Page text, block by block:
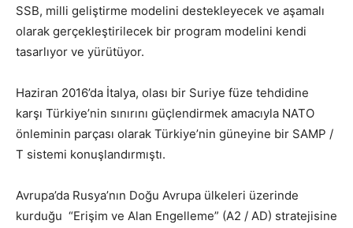
SSB, milli geliştirme modelini destekleyecek ve aşamalı
olarak gerçekleştirilecek bir program modelini kendi
tasarlıyor ve yürütüyor.
Haziran 2016’da İtalya, olası bir Suriye füze tehdidine
karşı Türkiye’nin sınırını güçlendirmek amacıyla NATO
önleminin parçası olarak Türkiye’nin güneyine bir SAMP /
T sistemi konuşlandırmıştı.
Avrupa’da Rusya’nın Doğu Avrupa ülkeleri üzerinde
kurduğu “Erişim ve Alan Engelleme” (A2 / AD) stratejisine